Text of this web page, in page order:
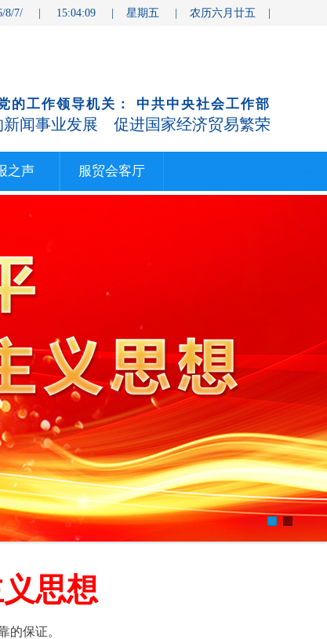
8/7/ | 15:04:10 | 星期五 | 农历六月廿五 |
的工作领导机关： 中共中央社会工作部
新闻事业发展 促进国家经济贸易繁荣
之声 服贸会客厅
思想
的保证。